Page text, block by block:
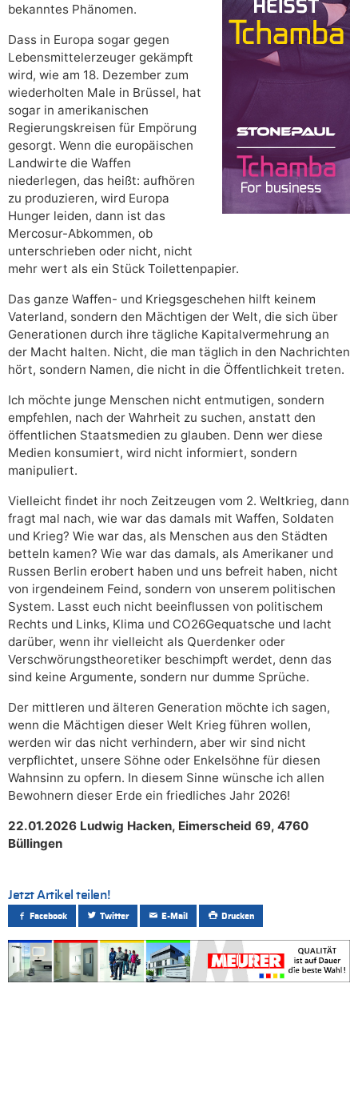
bekanntes Phänomen.
Dass in Europa sogar gegen
Lebensmittelerzeuger gekämpft
wird, wie am 18. Dezember zum
wiederholten Male in Brüssel, hat
sogar in amerikanischen
Regierungskreisen für Empörung
gesorgt. Wenn die europäischen
Landwirte die Waffen
niederlegen, das heißt: aufhören
zu produzieren, wird Europa
Hunger leiden, dann ist das
Mercosur-Abkommen, ob
unterschrieben oder nicht, nicht
mehr wert als ein Stück Toilettenpapier.
Das ganze Waffen- und Kriegsgeschehen hilft keinem
Vaterland, sondern den Mächtigen der Welt, die sich über
Generationen durch ihre tägliche Kapitalvermehrung an
der Macht halten. Nicht, die man täglich in den Nachrichten
hört, sondern Namen, die nicht in die Öffentlichkeit treten.
Ich möchte junge Menschen nicht entmutigen, sondern
empfehlen, nach der Wahrheit zu suchen, anstatt den
öffentlichen Staatsmedien zu glauben. Denn wer diese
Medien konsumiert, wird nicht informiert, sondern
manipuliert.
Vielleicht findet ihr noch Zeitzeugen vom 2. Weltkrieg, dann
fragt mal nach, wie war das damals mit Waffen, Soldaten
und Krieg? Wie war das, als Menschen aus den Städten
betteln kamen? Wie war das damals, als Amerikaner und
Russen Berlin erobert haben und uns befreit haben, nicht
von irgendeinem Feind, sondern von unserem politischen
System. Lasst euch nicht beeinflussen von politischem
Rechts und Links, Klima und CO26Gequatsche und lacht
darüber, wenn ihr vielleicht als Querdenker oder
Verschwörungstheoretiker beschimpft werdet, denn das
sind keine Argumente, sondern nur dumme Sprüche.
Der mittleren und älteren Generation möchte ich sagen,
wenn die Mächtigen dieser Welt Krieg führen wollen,
werden wir das nicht verhindern, aber wir sind nicht
verpflichtet, unsere Söhne oder Enkelsöhne für diesen
Wahnsinn zu opfern. In diesem Sinne wünsche ich allen
Bewohnern dieser Erde ein friedliches Jahr 2026!
22.01.2026 Ludwig Hacken, Eimerscheid 69, 4760
Büllingen
Jetzt Artikel teilen!
Facebook Twitter E-Mail Drucken